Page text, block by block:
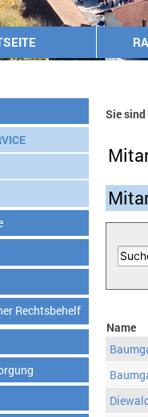
Rechtsbehelf
Sie sind
Name